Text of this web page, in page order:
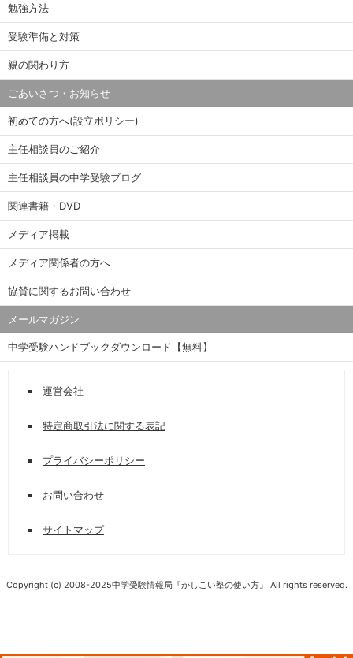
勉強方法
受験準備と対策
親の関わり方
ごあいさつ・お知らせ
初めての方へ(設立ポリシー)
主任相談員のご紹介
主任相談員の中学受験ブログ
関連書籍・DVD
メディア掲載
メディア関係者の方へ
協賛に関するお問い合わせ
メールマガジン
中学受験ハンドブックダウンロード【無料】
運営会社
特定商取引法に関する表記
プライバシーポリシー
お問い合わせ
サイトマップ
Copyright (c) 2008-2025中学受験情報局『かしこい塾の使い方』 All rights reserved.